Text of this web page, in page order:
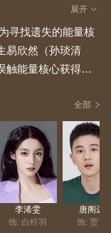
展开
寻找遗失的能量核
易欣然（孙琰清
触能量核心获得穿
时空裂隙的开启，
！
全部
李浠雯
饰: 白纤羽
唐阁远
饰: 贾言